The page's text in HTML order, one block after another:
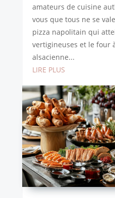
amateurs de cuisine
vous que tous ne se
pizza napolitain qui
vertigineuses et le four
alsacienne...
LIRE PLUS